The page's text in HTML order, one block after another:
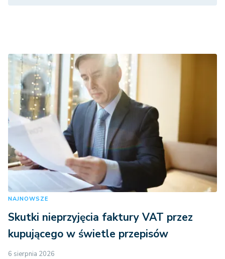
NAJNOWSZE
Skutki nieprzyjęcia faktury VAT przez
kupującego w świetle przepisów
6 sierpnia 2026